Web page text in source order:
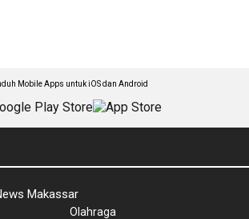
Mobile Apps untuk iOS dan Android
Makassar
Olahraga